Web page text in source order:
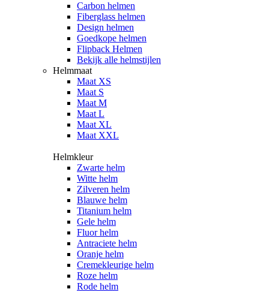
Carbon helmen
Fiberglass helmen
Design helmen
Goedkope helmen
Flipback Helmen
Bekijk alle helmstijlen
Helmmaat
Maat XS
Maat S
Maat M
Maat L
Maat XL
Maat XXL
Helmkleur
Zwarte helm
Witte helm
Zilveren helm
Blauwe helm
Titanium helm
Gele helm
Fluor helm
Antraciete helm
Oranje helm
Cremekleurige helm
Roze helm
Rode helm